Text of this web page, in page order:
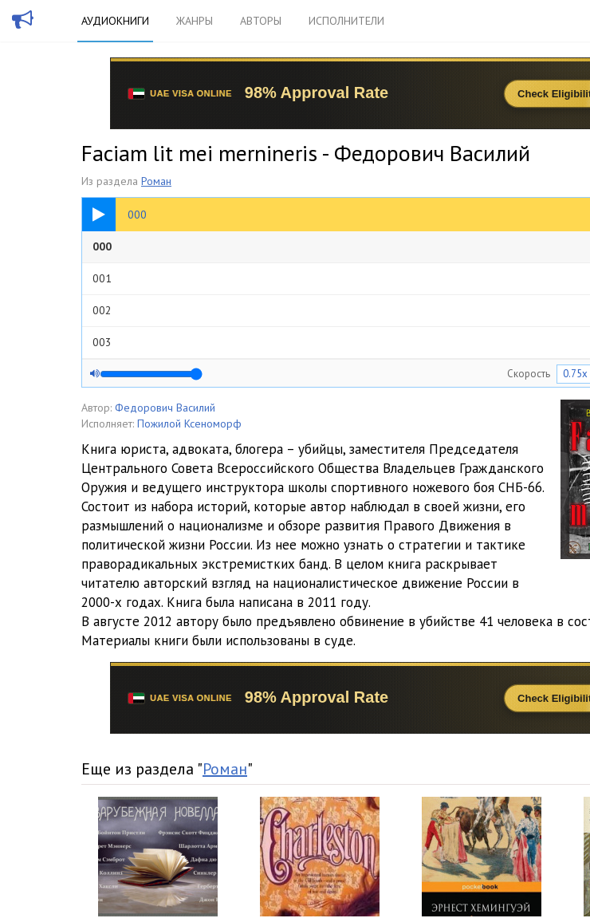
АУДИОКНИГИ ЖАНРЫ АВТОРЫ ИСПОЛНИТЕЛИ
Faciam lit mei mernineris - Федорович Василий
Из раздела Роман
000
00:46
000
001
002
003
004
005
007
008
009
010
011
012
013
017
018
019
020
Скорость 0.75x
Автор: Федорович Василий
Исполняет: Пожилой Ксеноморф
Книга юриста, адвоката, блогера – убийцы, заместителя Председателя
Центрального Совета Всероссийского Общества Владельцев Гражданского
Оружия и ведущего инструктора школы спортивного ножевого боя СНБ-66.
Состоит из набора историй, которые автор наблюдал в своей жизни, его
размышлений о национализме и обзоре развития Правого Движения в
политической жизни России. Из нее можно узнать о стратегии и тактике
праворадикальных экстремистких банд. В целом книга раскрывает
читателю авторский взгляд на националистическое движение России в
2000-х годах. Книга была написана в 2011 году.
В августе 2012 автору было предъявлено обвинение в убийстве 41 человека в
Материалы книги были использованы в суде.
Еще из раздела "Роман"